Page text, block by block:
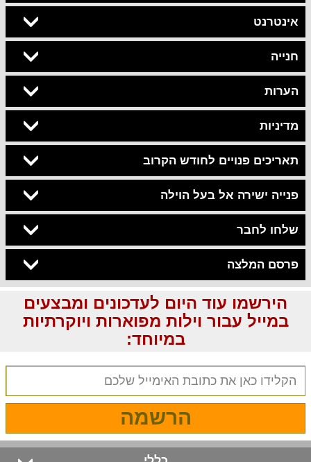
אינטרנט
חנייה
הערות
מדיניות
תאריכים פנויים לחודש הקרוב
פנייה ישירה אל בעל הוילה
שלחו לחבר
פרסם המלצה
הירשמו עוד היום לעדכונים ומבצעים
במייל עבור וילות מפוארות ויוקרתיות
במיוחד:
הרשמה